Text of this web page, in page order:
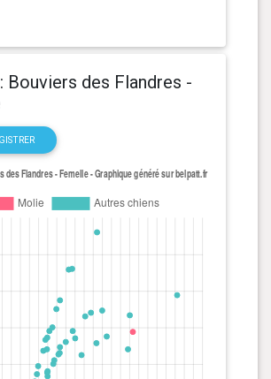
Bouviers des Flandres -